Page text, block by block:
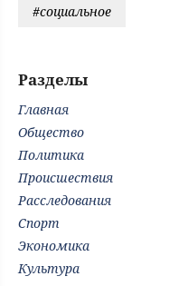
#социальное
Разделы
Главная
Общество
Политика
Происшествия
Расследования
Спорт
Экономика
Культура